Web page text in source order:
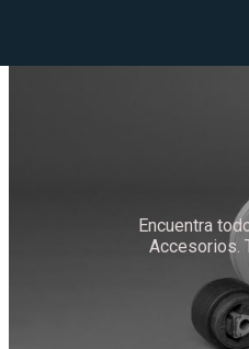
Encuentra
Accesorios.